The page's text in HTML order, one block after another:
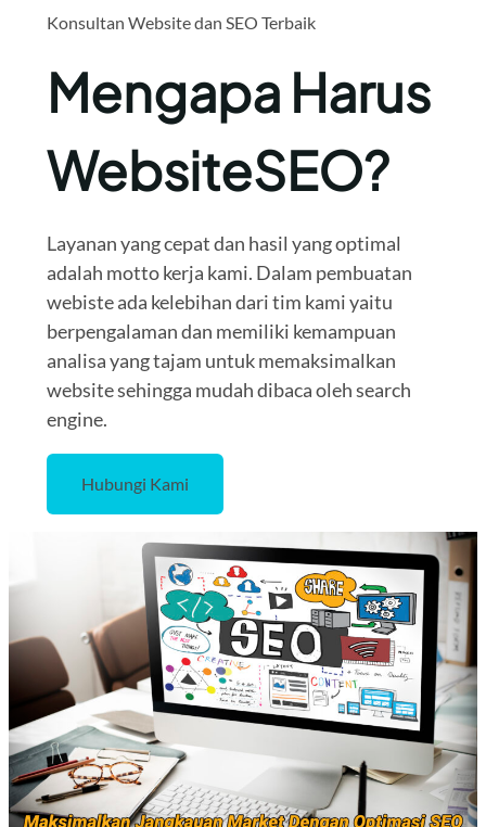
Konsultan Website dan SEO Terbaik
Mengapa Harus
WebsiteSEO?
Layanan yang cepat dan hasil yang optimal
adalah motto kerja kami. Dalam pembuatan
webiste ada kelebihan dari tim kami yaitu
berpengalaman dan memiliki kemampuan
analisa yang tajam untuk memaksimalkan
website sehingga mudah dibaca oleh search
engine.
Hubungi Kami